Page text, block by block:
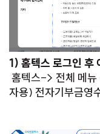
1) 홈텍스 로그인 후
홈텍스-> 전체 메
자용) 전자기부금영